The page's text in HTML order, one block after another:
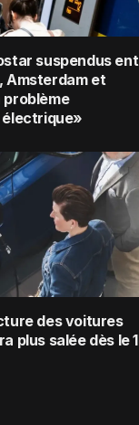
suspendus
Amsterdam et
problème
électrique»
des voitures
plus salée dès le